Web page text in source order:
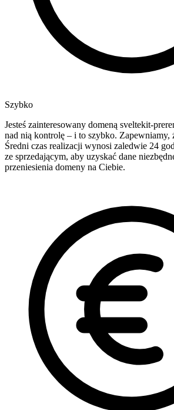
Szybko
Jesteś zainteresowany domeną sveltekit-
nad nią kontrolę – i to szybko. Zapewniamy,
Średni czas realizacji wynosi zaledwie 24
ze sprzedającym, aby uzyskać dane
przeniesienia domeny na Ciebie.